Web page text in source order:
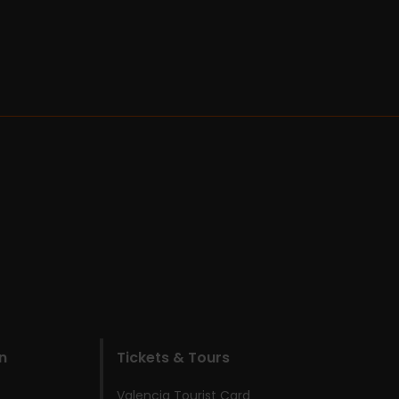
Tickets & Tours